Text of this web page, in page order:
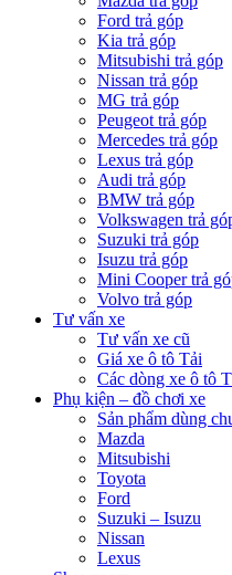
Ford trả góp
Kia trả góp
Mitsubishi trả góp
Nissan trả góp
MG trả góp
Peugeot trả góp
Mercedes trả góp
Lexus trả góp
Audi trả góp
BMW trả góp
Volkswagen trả
Suzuki trả góp
Isuzu trả góp
Mini Cooper trả
Volvo trả góp
Tư vấn xe
Tư vấn xe cũ
Giá xe ô tô Tải
Các dòng xe ô tô
Phụ kiện – đồ chơi xe
Sản phẩm dùng
Mazda
Mitsubishi
Toyota
Ford
Suzuki – Isuzu
Nissan
Lexus